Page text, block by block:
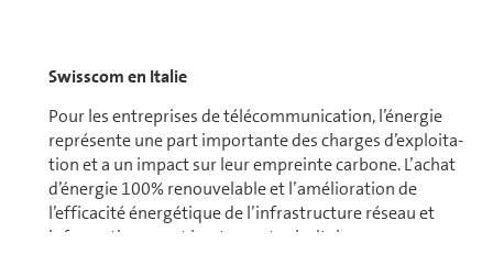
Swisscom en Italie
Pour les en­tre­prises de té­lé­com­mu­ni­ca­tion, l’énergie
représente une part importante des charges d’ex­ploi­ta­
tion et a un impact sur leur empreinte carbone. L’achat
d’énergie 100% renouvelable et l’amélioration de
l’efficacité énergétique de l’in­fra­struc­ture réseau et
informatique sont hautement prioritaires pour